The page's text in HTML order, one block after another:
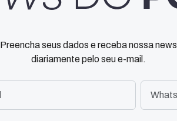
Preencha seus dados e receba nossa news
diariamente pelo seu e-mail.